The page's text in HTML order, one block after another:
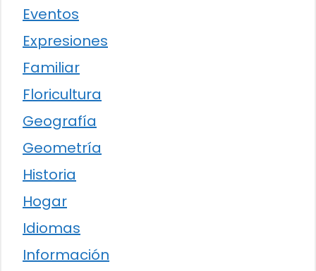
Eventos
Expresiones
Familiar
Floricultura
Geografía
Geometría
Historia
Hogar
Idiomas
Información